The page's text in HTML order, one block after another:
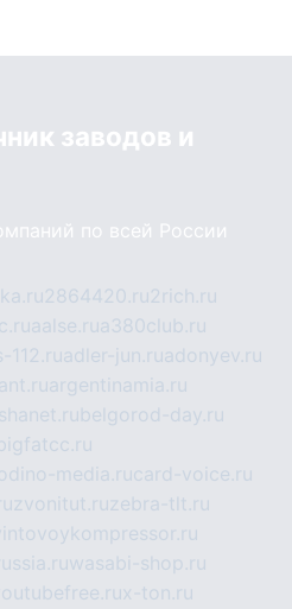
заводов и
по всей России
2864420.ru2rich.ru
aalse.rua380club.ru
112.ruadler-jun.ruadonyev.ru
argentinamia.ru
belgorod-day.ru
media.rucard-voice.ru
zvonitut.ruzebra-tlt.ru
wasabi-shop.ru
x-ton.ru